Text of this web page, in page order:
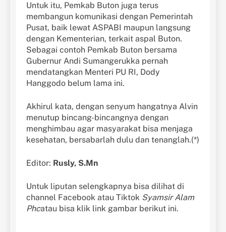
Untuk itu, Pemkab Buton juga terus
membangun komunikasi dengan Pemerintah
Pusat, baik lewat ASPABI maupun langsung
dengan Kementerian, terkait aspal Buton.
Sebagai contoh Pemkab Buton bersama
Gubernur Andi Sumangerukka pernah
mendatangkan Menteri PU RI, Dody
Hanggodo belum lama ini.
Akhirul kata, dengan senyum hangatnya Alvin
menutup bincang-bincangnya dengan
menghimbau agar masyarakat bisa menjaga
kesehatan, bersabarlah dulu dan tenanglah.(*)
Editor: Rusly, S.Mn
Untuk liputan selengkapnya bisa dilihat di
channel Facebook atau Tiktok Syamsir Alam
Phcatau bisa klik link gambar berikut ini.